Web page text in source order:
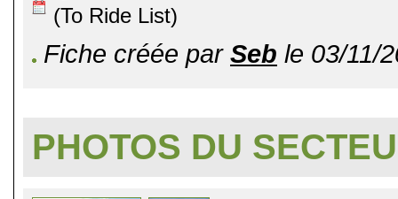
(To Ride List)
Fiche créée par Seb le 03/11/
PHOTOS DU